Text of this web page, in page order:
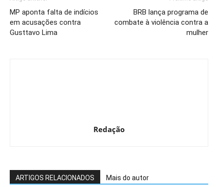
MP aponta falta de indícios
em acusações contra
Gusttavo Lima
BRB lança programa de
combate à violência contra a
mulher
Redação
ARTIGOS RELACIONADOS Mais do autor